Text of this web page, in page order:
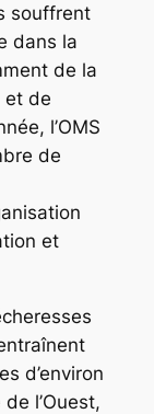
souffrent
dans la
de la
et de
l’OMS
de
et
d’environ
l’Ouest,